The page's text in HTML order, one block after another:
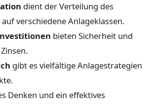
dient der Verteilung des
verschiedene Anlageklassen.
bieten Sicherheit und
gibt es vielfältige Anlagestrategien
Denken und ein effektives